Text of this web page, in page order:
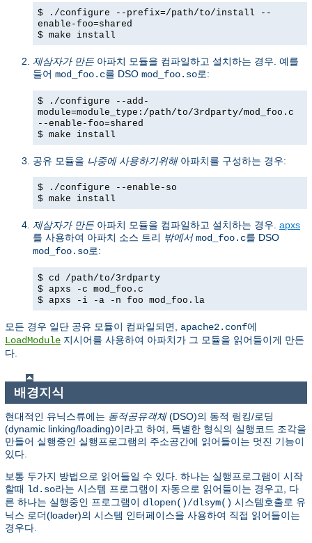
$ ./configure --prefix=/path/to/install --
enable-foo=shared
$ make install
제삼자가 만든 아파치 모듈을 컴파일하고 설치하는 경우. 예를
들어 mod_foo.c를 DSO mod_foo.so로:
$ ./configure --add-
module=module_type:/path/to/3rdparty/mod_foo.c
--enable-foo=shared
$ make install
공유 모듈을 나중에 사용하기위해아파치를 구성하는 경우:
$ ./configure --enable-so
$ make install
제삼자가 만든 아파치 모듈을 컴파일하고 설치하는 경우. apxs
를 사용하여 아파치 소스 트리 밖에서 mod_foo.c를 DSO
mod_foo.so로:
$ cd /path/to/3rdparty
$ apxs -c mod_foo.c
$ apxs -i -a -n foo mod_foo.la
모든 경우 일단 공유 모듈이 컴파일되면, apache2.conf에
LoadModule 지시어를 사용하여 아파치가 그 모듈을 읽어들이게 만든
다.
배경지식
현대적인 유닉스류에는 동적공유객체(DSO)의 동적 링킹/로딩
(dynamic linking/loading)이라고 하여, 특별한 형식의 실행코드 조각을
만들어 실행중인 실행프로그램의 주소공간에 읽어들이는 멋진 기능이
있다.
보통 두가지 방법으로 읽어들일 수 있다. 하나는 실행프로그램이 시작
할때 ld.so라는 시스템 프로그램이 자동으로 읽어들이는 경우고, 다
른 하나는 실행중인 프로그램이 dlopen()/dlsym() 시스템호출로 유
닉스 로더(loader)의 시스템 인터페이스을 사용하여 직접 읽어들이는
경우다.